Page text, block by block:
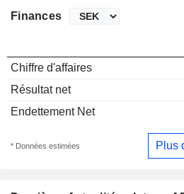
Finances
Chiffre d'affaires
Résultat net
Endettement Net
* Données estimées Plus